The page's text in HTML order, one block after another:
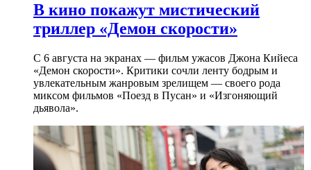
В кино покажут мистический
триллер «Демон скорости»
С 6 августа на экранах — фильм ужасов Джона Кийеса
«Демон скорости». Критики сочли ленту бодрым и
увлекательным жанровым зрелищeм — своего рода
миксом фильмов «Поезд в Пусан» и «Изгоняющий
дьявола».